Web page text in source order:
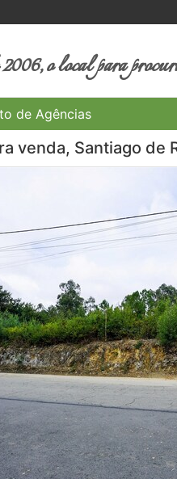
o local para
de Agências
venda, Santiago de